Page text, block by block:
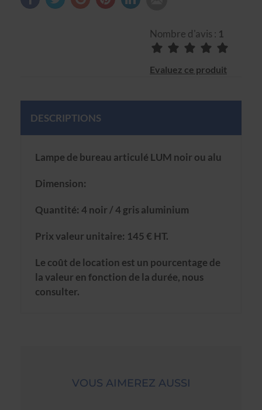
Nombre d'avis : 1
Evaluez ce produit
DESCRIPTIONS
Lampe de bureau articulé LUM noir ou alu
Dimension:
Quantité: 4 noir / 4 gris aluminium
Prix valeur unitaire: 145 € HT.
Le coût de location est un pourcentage de
la valeur en fonction de la durée, nous
consulter.
VOUS AIMEREZ AUSSI